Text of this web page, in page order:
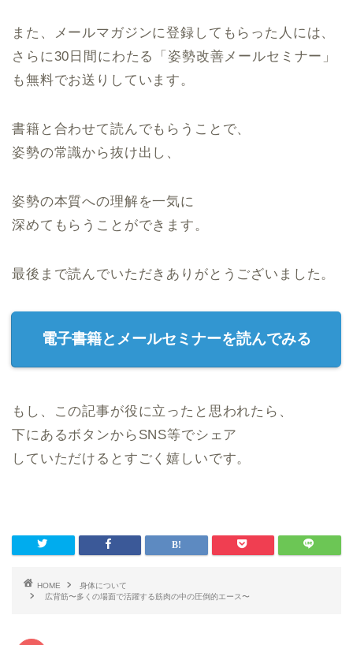
また、メールマガジンに登録してもらった人には、
さらに30日間にわたる「姿勢改善メールセミナー」
も無料でお送りしています。
書籍と合わせて読んでもらうことで、
姿勢の常識から抜け出し、
姿勢の本質への理解を一気に
深めてもらうことができます。
最後まで読んでいただきありがとうございました。
電子書籍とメールセミナーを読んでみる
もし、この記事が役に立ったと思われたら、
下にあるボタンからSNS等でシェア
していただけるとすごく嬉しいです。
HOME
身体について
広背筋〜多くの場面で活躍する筋肉の中の圧倒的エース〜